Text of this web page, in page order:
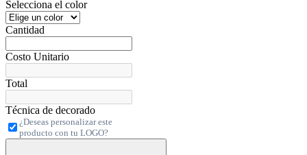
Selecciona el color
Cantidad
Costo Unitario
Total
Técnica de decorado
¿Deseas personalizar este
producto con tu LOGO?